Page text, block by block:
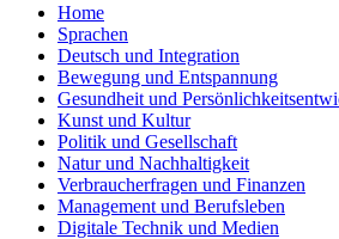
Home
Sprachen
Deutsch und Integration
Bewegung und Entspannung
Gesundheit und
Kunst und Kultur
Politik und Gesellschaft
Natur und Nachhaltigkeit
Verbraucherfragen und Finanzen
Management und Berufsleben
Digitale Technik und Medien